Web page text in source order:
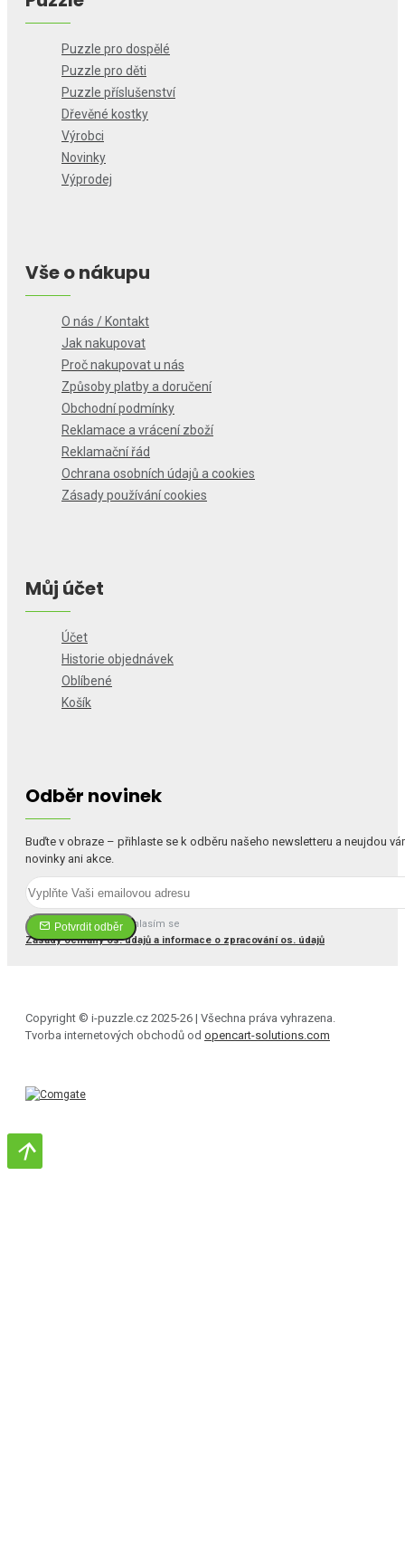
Puzzle pro dospělé
Puzzle pro děti
Puzzle příslušenství
Dřevěné kostky
Výrobci
Novinky
Výprodej
Vše o nákupu
O nás / Kontakt
Jak nakupovat
Proč nakupovat u nás
Způsoby platby a doručení
Obchodní podmínky
Reklamace a vrácení zboží
Reklamační řád
Ochrana osobních údajů a cookies
Zásady používání cookies
Můj účet
Účet
Historie objednávek
Oblíbené
Košík
Odběr novinek
Buďte v obraze – přihlaste se k odběru našeho newsletteru a neujdou
novinky ani akce.
Potvrdit odběr
Četl(a) jsem a souhlasím se
Zásady ochrany os. údajů a informace o zpracování os. údajů
Copyright © i-puzzle.cz 2025-26 | Všechna práva vyhrazena.
Tvorba internetových obchodů od opencart-solutions.com